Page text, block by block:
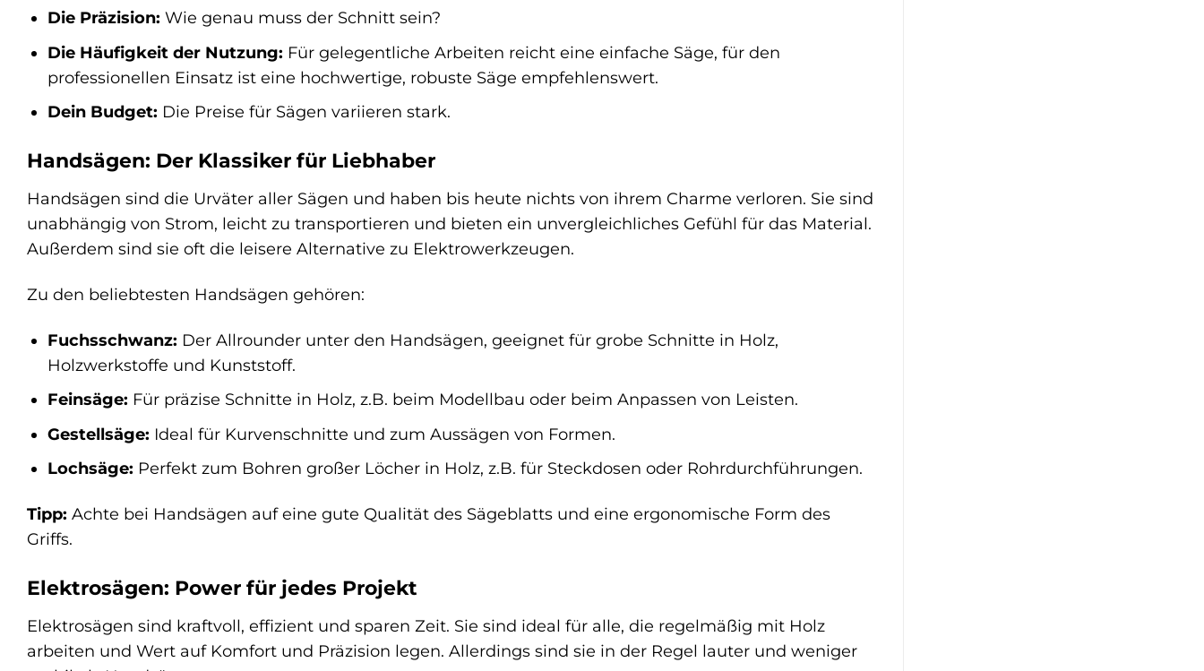
Die Präzision: Wie genau muss der Schnitt sein?
Die Häufigkeit der Nutzung: Für gelegentliche Arbeiten reicht eine einfache Säge, für den
professionellen Einsatz ist eine hochwertige, robuste Säge empfehlenswert.
Dein Budget: Die Preise für Sägen variieren stark.
Handsägen: Der Klassiker für Liebhaber
Handsägen sind die Urväter aller Sägen und haben bis heute nichts von ihrem Charme verloren. Sie sind
unabhängig von Strom, leicht zu transportieren und bieten ein unvergleichliches Gefühl für das Material.
Außerdem sind sie oft die leisere Alternative zu Elektrowerkzeugen.
Zu den beliebtesten Handsägen gehören:
Fuchsschwanz: Der Allrounder unter den Handsägen, geeignet für grobe Schnitte in Holz,
Holzwerkstoffe und Kunststoff.
Feinsäge: Für präzise Schnitte in Holz, z.B. beim Modellbau oder beim Anpassen von Leisten.
Gestellsäge: Ideal für Kurvenschnitte und zum Aussägen von Formen.
Lochsäge: Perfekt zum Bohren großer Löcher in Holz, z.B. für Steckdosen oder Rohrdurchführungen.
Tipp: Achte bei Handsägen auf eine gute Qualität des Sägeblatts und eine ergonomische Form des
Griffs.
Elektrosägen: Power für jedes Projekt
Elektrosägen sind kraftvoll, effizient und sparen Zeit. Sie sind ideal für alle, die regelmäßig mit Holz
arbeiten und Wert auf Komfort und Präzision legen. Allerdings sind sie in der Regel lauter und weniger